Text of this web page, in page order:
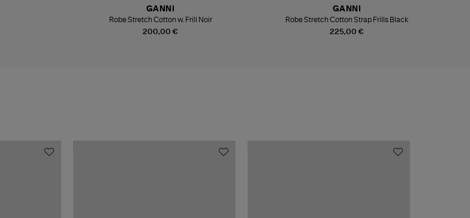
200,00 €
GANNI
Robe Stretch Cotton w. Frill Noir
225,00 €
GANNI
Robe Stretch Cotton Strap Frills Black